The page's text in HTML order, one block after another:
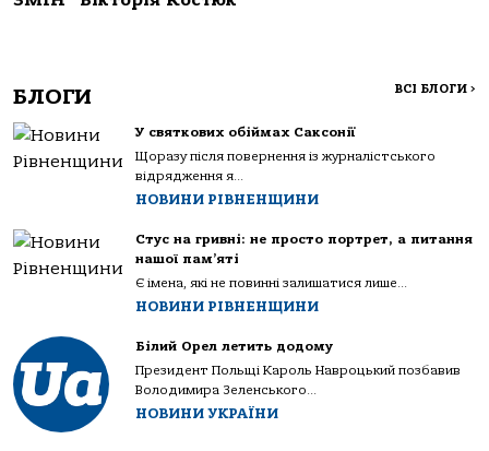
БЛОГИ ВСІ БЛОГИ >
У святкових обіймах Саксонії
Щоразу після повернення із журналістського
відрядження я...
НОВИНИ РІВНЕНЩИНИ
Стус на гривні: не просто портрет, а питання
нашої пам’яті
Є імена, які не повинні залишатися лише...
НОВИНИ РІВНЕНЩИНИ
Білий Орел летить додому
Президент Польщі Кароль Навроцький позбавив
Володимира Зеленського...
НОВИНИ УКРАЇНИ